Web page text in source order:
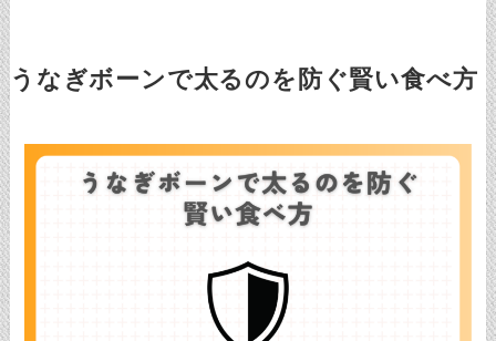
うなぎボーンで太るのを防ぐ賢い食べ方